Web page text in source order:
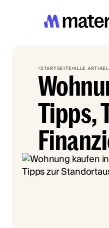
STARTSEITEALLE ARTIKEL
Tipps,